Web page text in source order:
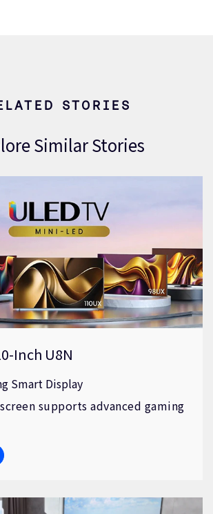
STORIES
Similar Stories
Inch U8N
Smart Display
supports advanced gaming